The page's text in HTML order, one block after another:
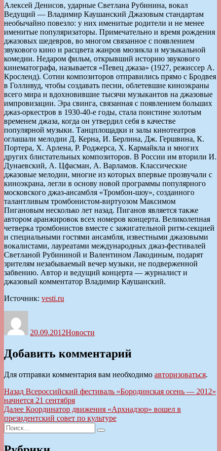
Алексей Денисов, ударные Светлана Рубинина, вокал
Ведущий — Владимир Каушанский Джазовым стандартам
необычайно повезло: у них именитые родители и не менее
именитые популяризаторы. Примечательно и время рождения
джазовых шедевров, во многом связанное с появлением
звукового кино и расцвета жанров мюзикла и музыкальной
комедии. Недаром фильм, открывший историю звукового
кинематографа, называется «Певец джаза» (1927, режиссер А.
Кросленд). Сотни композиторов отправились прямо с Бродвея
в Голливуд, чтобы создавать песни, облетевшие киноэкраны
всего мира и вдохновившие тысячи музыкантов на джазовые
импровизации. Эра свинга, связанная с появлением больших
джаз-оркестров в 1930-40-е годы, стала поистине золотым
временем джаза, когда он утвердил себя в качестве
популярной музыки. Танцплощадки и залы кинотеатров
оглашали мелодии Д. Керна, И. Берлина, Дж. Гершвина, К.
Портера, Х. Арлена, Р. Роджерса, Х. Кармайкла и многих
других блистательных композиторов. В России им вторили И.
Дунаевский, А. Цфасман, А. Варламов. Классические
джазовые мелодии, многие из которых впервые прозвучали с
киноэкрана, легли в основу новой программы популярного
московского джаз-ансамбля «Тромбон-шоу», созданного
талантливым тромбонистом-виртуозом Максимом
Пигановым несколько лет назад. Пиганов является также
автором аранжировок всех номеров концерта. Великолепная
четверка тромбонистов вместе с зажигательной ритм-секцией
и специальными гостями ансамбля, известными джазовыми
вокалистами, лауреатами международных джаз-фестивалей
Светланой Рубининой и Валентином Лакодиным, подарят
зрителям незабываемый вечер музыки, не подверженной
забвению. Автор и ведущий концерта — журналист и
джазовый комментатор Владимир Каушанский.
Источник: vesti.ru
20.09.2012Новости
Добавить комментарий
Для отправки комментария вам необходимо авторизоваться.
Навигация
по
записям
Назад Предыдущая
запись:
Всероссийский фестиваль «Бородинская осень — 2012»
начнется 21 сентября
Далее Следующая
запись:
Координатор движения «Архнадзор» вошел в
президентский совет по культуре
Искать:
Поиск